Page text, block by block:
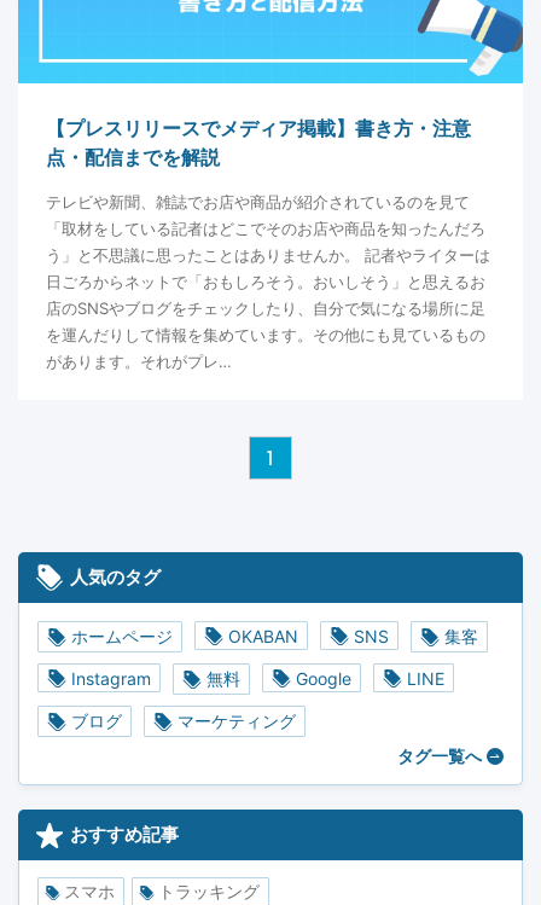
【プレスリリースでメディア掲載】書き方・注意
点・配信までを解説
テレビや新聞、雑誌でお店や商品が紹介されているのを見て
「取材をしている記者はどこでそのお店や商品を知ったんだろ
う」と不思議に思ったことはありませんか。 記者やライターは
日ごろからネットで「おもしろそう。おいしそう」と思えるお
店のSNSやブログをチェックしたり、自分で気になる場所に足
を運んだりして情報を集めています。その他にも見ているもの
があります。それがプレ…
1
人気のタグ
ホームページ OKABAN SNS 集客
Instagram 無料 Google LINE
ブログ
マーケティング
タグ一覧へ
おすすめ記事
スマホ トラッキング